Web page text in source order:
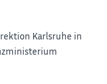
Karlsruhe in